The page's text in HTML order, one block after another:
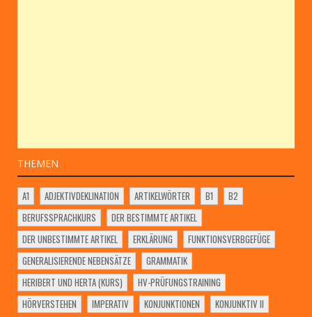
THEMEN
A1 ADJEKTIVDEKLINATION ARTIKELWÖRTER B1
B2
BERUFSSPRACHKURS
DER BESTIMMTE ARTIKEL
DER UNBESTIMMTE ARTIKEL
ERKLÄRUNG
FUNKTIONSVERBGEFÜGE
GENERALISIERENDE NEBENSÄTZE
GRAMMATIK
HERIBERT UND HERTA (KURS)
HV-PRÜFUNGSTRAINING
HÖRVERSTEHEN
IMPERATIV KONJUNKTIONEN
KONJUNKTIV II